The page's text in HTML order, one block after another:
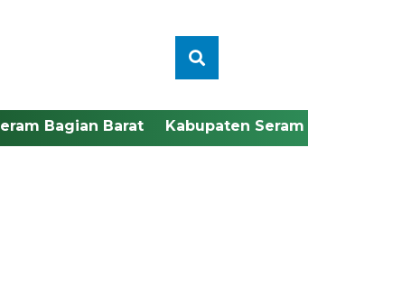
Bagian Barat Kabupaten Seram Bagian